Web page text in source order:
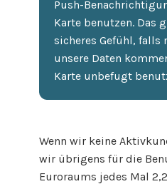
Push-
Karte benutzen. Das
sicheres Gefühl, falls
unsere Daten
Karte unbefugt
Wenn wir keine
wir übrigens für die
Euroraums jedes Mal